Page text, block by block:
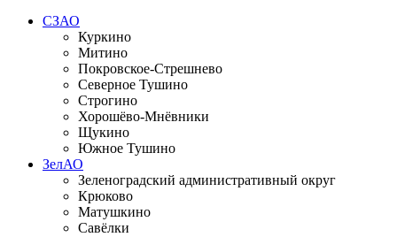
СЗАО
Куркино
Митино
Покровское-Стрешнево
Северное Тушино
Строгино
Хорошёво-Мнёвники
Щукино
Южное Тушино
ЗелАО
Зеленоградский административный округ
Крюково
Матушкино
Савёлки